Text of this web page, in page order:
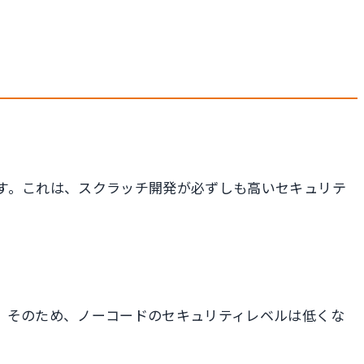
これは、スクラッチ開発が必ずしも高いセキュリテ
のため、ノーコードのセキュリティレベルは低くな